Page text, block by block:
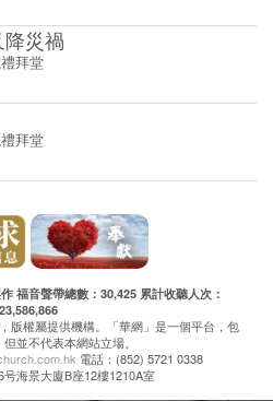
災禍
拜堂
拜堂
福音聲帶總數：30,425 累計收聽人次：
23,586,866
版權屬提供機構。「華網」是一個平台，包
並不代表本網站立場。
電話：(852) 5721 0338
海景大廈B座12樓1210A室